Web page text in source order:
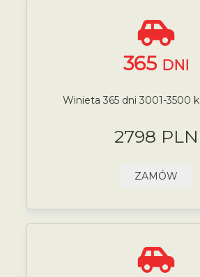
365 DNI
Winieta 365 dni 3001-3500
2798 PLN
ZAMÓW